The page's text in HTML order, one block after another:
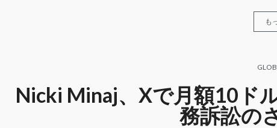
も
Nicki Minaj、Xで月額10ド
務訴訟の